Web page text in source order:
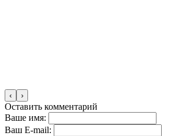
‹ ›
Оставить комментарий
Ваше имя:
Ваш E-mail: